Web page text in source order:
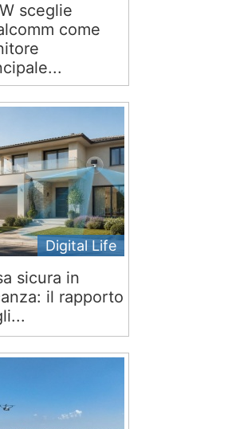
sceglie
come
Digital Life
sicura in
il rapporto